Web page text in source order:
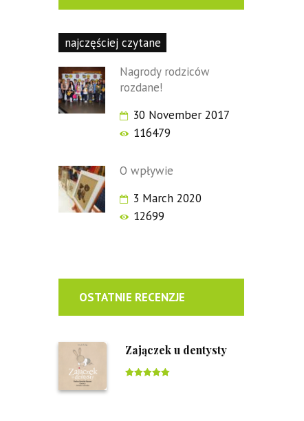
najczęściej czytane
Nagrody rodziców
rozdane!
30 November 2017
116479
O wpływie
3 March 2020
12699
OSTATNIE RECENZJE
Zajączek u dentysty